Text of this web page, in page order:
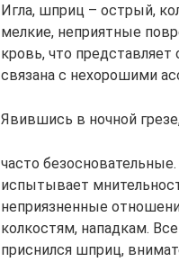
Игла, шприц – острый,
мелкие, неприятные
кровь, что
связана с нехорошими
Явившись в ночной
часто
испытывает
неприязненные
колкостям, нападкам.
приснился шприц,